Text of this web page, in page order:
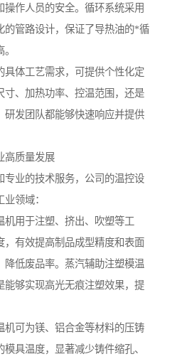
操作人员的安全。循环系统采用
的管路设计，保证了导热油的*循
具体工艺需求，可提供个性化定
寸、加热功率、控温范围，还是
研发团队都能够快速响应并提供
高质量发展
专业的技术服务，公司的温控设
领域：
机用于注塑、挤出、吹塑等工
，有效提高制品成型精度和表面
降低废品率。蒸汽辅助注塑模温
能够实现高光无痕注塑效果，提
机可为镁、铝合金等材料的压铸
具温度，显著减少铸件缩孔、